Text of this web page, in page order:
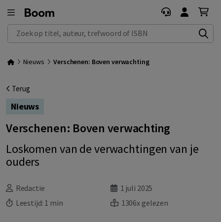
Zoek op titel, auteur, trefwoord of ISBN
Nieuws Verschenen: Boven verwachting
Terug
Nieuws
Verschenen: Boven verwachting
Loskomen van de verwachtingen van je
ouders
Redactie
1 juli 2025
Leestijd: 1 min 1306x gelezen